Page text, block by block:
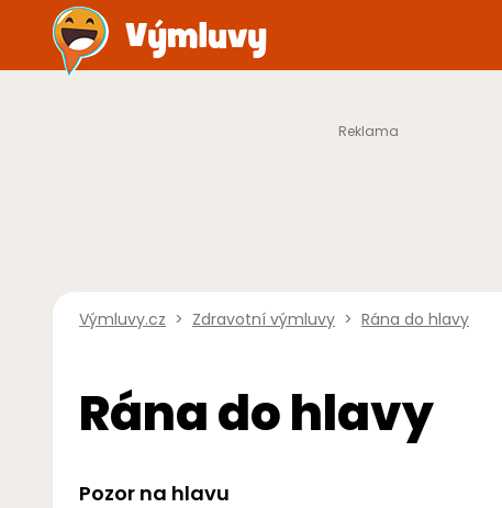
Výmluvy.cz > Zdravotní výmluvy > Rána do hlavy
Rána do hlavy
Pozor na hlavu